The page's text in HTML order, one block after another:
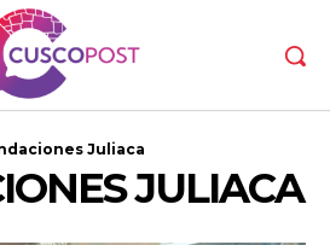
Juliaca
JULIACA